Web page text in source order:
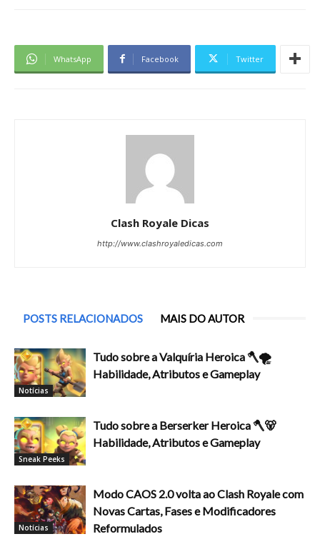
WhatsApp Facebook Twitter
Clash Royale Dicas
http://www.clashroyaledicas.com
POSTS RELACIONADOS MAIS DO AUTOR
Notícias
Tudo sobre a Valquíria Heroica 🪓🌪️
Habilidade, Atributos e Gameplay
Sneak Peeks
Tudo sobre a Berserker Heroica 🪓🐻
Habilidade, Atributos e Gameplay
Notícias
Modo CAOS 2.0 volta ao Clash Royale com
Novas Cartas, Fases e Modificadores
Reformulados